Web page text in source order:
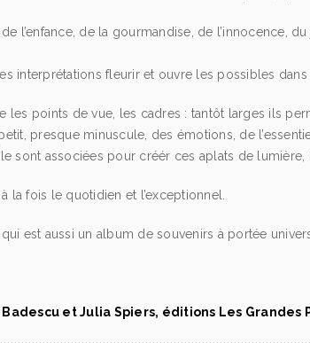
de l’enfance, de la gourmandise, de
interprétations fleurir et ouvre les possibles dans
les points de vue, les cadres : tantôt larges ils
presque minuscule, des émotions, de
sont associées pour créér ces aplats de lumière,
la fois le quotidien et l’exceptionnel.
est aussi un album de souvenirs à portée
Badescu et Julia Spiers, éditions Les Grandes